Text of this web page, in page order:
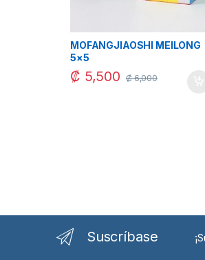
MOFANGJIAOSHI MEILONG
5×5
₡ 5,500 ₡6,000
Suscríbase